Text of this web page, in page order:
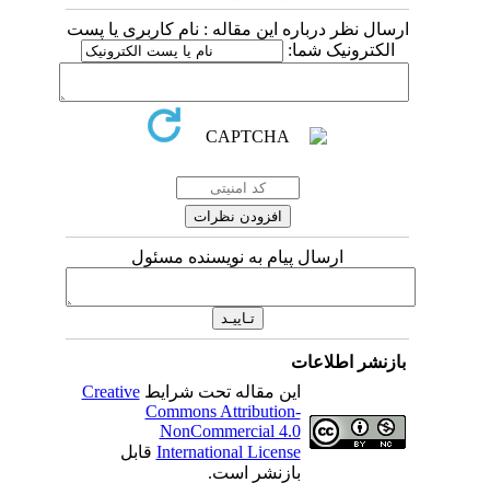
ارسال نظر درباره این مقاله : نام کاربری یا پست
الکترونیک شما:
ارسال پیام به نویسنده مسئول
بازنشر اطلاعات
این مقاله تحت شرایطCreative
Commons Attribution-
NonCommercial 4.0
International Licenseقابل
بازنشر است.